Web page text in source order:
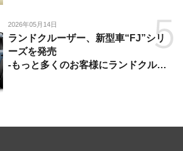
2026年05月14日
ランドクルーザー、新型車“FJ”シリ
ーズを発売
-もっと多くのお客様にランドクルー